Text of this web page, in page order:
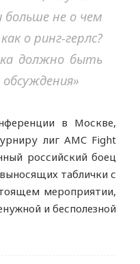
не о чем
о ринг-герлс?
должно быть
в Москве,
лиг AMC Fight
российский боец
таблички с
мероприятии,
и бесполезной